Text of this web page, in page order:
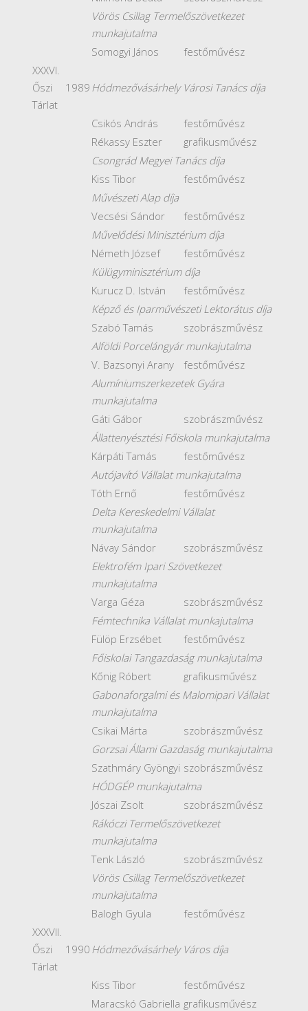
Vörös Csillag Termelőszövetkezet
munkajutalma
Somogyi János
festőművész
XXXVI.
Őszi
Tárlat
1989 Hódmezővásárhely Városi Tanács díja
Csikós András
festőművész
Rékassy Eszter
grafikusművész
Csongrád Megyei Tanács díja
Kiss Tibor
festőművész
Művészeti Alap díja
Vecsési Sándor
festőművész
Művelődési Minisztérium díja
Németh József
festőművész
Külügyminisztérium díja
Kurucz D. István
festőművész
Képző és Iparművészeti Lektorátus díja
Szabó Tamás
szobrászművész
Alföldi Porcelángyár munkajutalma
V. Bazsonyi Arany
festőművész
Alumíniumszerkezetek Gyára
munkajutalma
Gáti Gábor
szobrászművész
Állattenyésztési Főiskola munkajutalma
Kárpáti Tamás
festőművész
Autójavító Vállalat munkajutalma
Tóth Ernő
festőművész
Delta Kereskedelmi Vállalat
munkajutalma
Návay Sándor
szobrászművész
Elektrofém Ipari Szövetkezet
munkajutalma
Varga Géza
szobrászművész
Fémtechnika Vállalat munkajutalma
Fülöp Erzsébet
festőművész
Főiskolai Tangazdaság munkajutalma
Kőnig Róbert
grafikusművész
Gabonaforgalmi és Malomipari Vállalat
munkajutalma
Csikai Márta
szobrászművész
Gorzsai Állami Gazdaság munkajutalma
Szathmáry Gyöngyi szobrászművész
HÓDGÉP munkajutalma
Jószai Zsolt
szobrászművész
Rákóczi Termelőszövetkezet
munkajutalma
Tenk László
szobrászművész
Vörös Csillag Termelőszövetkezet
munkajutalma
Balogh Gyula
festőművész
XXXVII.
Őszi
Tárlat
1990 Hódmezővásárhely Város díja
Kiss Tibor
festőművész
Maracskó Gabriella grafikusművész